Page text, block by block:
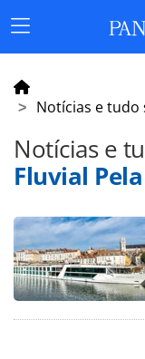
Menu
Principal
Notícias e tudo
Notícias e
Fluvial